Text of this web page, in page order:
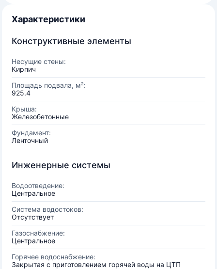
Характеристики
Конструктивные элементы
Несущие стены:
Кирпич
Площадь подвала, м²:
925.4
Крыша:
Железобетонные
Фундамент:
Ленточный
Инженерные системы
Водоотведение:
Центральное
Система водостоков:
Отсутствует
Газоснабжение:
Центральное
Горячее водоснабжение:
Закрытая с приготовлением горячей воды на ЦТП